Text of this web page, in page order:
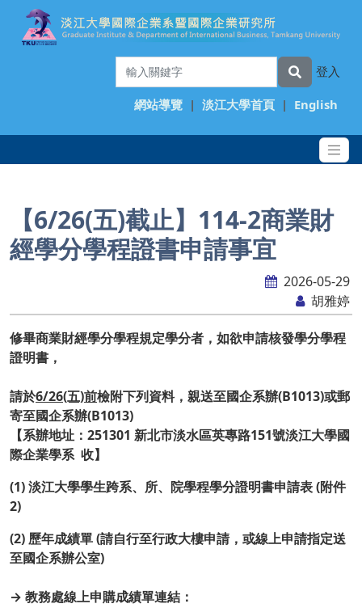
登入
網站導覽 | 淡江大學首頁 | English
【6/26(五)截止】114-2商業財
經學分學程證書申請事宜
2026-05-29
胡雅婷
修畢商業財經學分學程規定學分者，如欲申請核發學分學程
證明書，
請於6/26(五)前檢附下列資料，親送至國企系辦(B1013)或郵
寄至國企系辦(B1013)
【系辦地址：251301 新北市淡水區英專路151號淡江大學國
際企業學系 收】
(1) 淡江大學學生跨系、所、院學程學分證明書申請表 (附件
2)
(2) 歷年成績單 (請自行至行政大樓申請，或線上申請指定送
至國企系辦公室)
→ 教務處線上申購成績單連結：